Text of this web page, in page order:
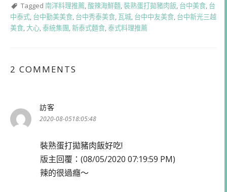
Tagged 南洋料理推薦,酸辣海鮮麵,裝熟蛋打拋豬肉飯, 台中美食, 台
中泰式, 台中勤美美食, 台中秀泰美食, 瓦城, 台中中友美食, 台中新光三越
美食,大心,泰統集團,新泰式麵食,泰式料理推薦
2 COMMENTS
訪客
示:
2020-08-0518:05:48
裝熟蛋打拋豬肉飯好吃!
版主回覆：(08/05/2020 07:19:59 PM)
辣的很過癮～